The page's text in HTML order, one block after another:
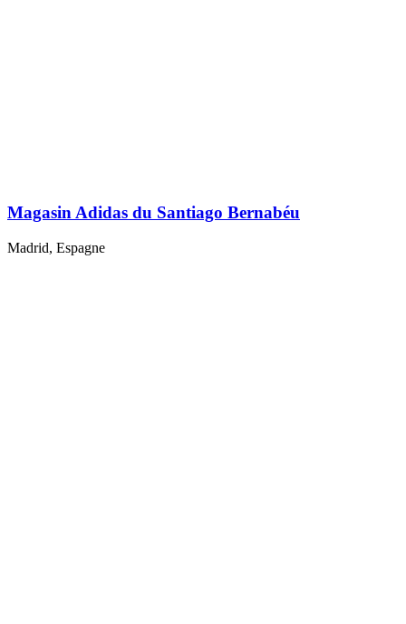
Magasin Adidas du Santiago Bernabéu
Madrid, Espagne